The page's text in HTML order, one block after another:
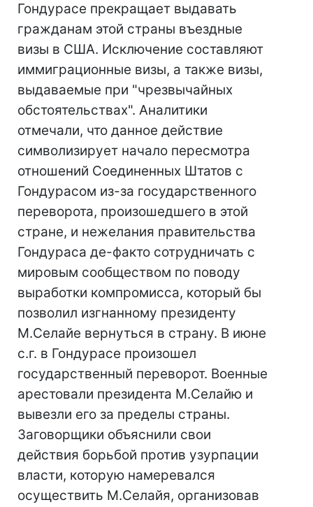
Гондурасе прекращает выдавать
гражданам этой страны въездные
визы в США. Исключение составляют
иммиграционные визы, а также визы,
выдаваемые при "чрезвычайных
обстоятельствах". Аналитики
отмечали, что данное действие
символизирует начало пересмотра
отношений Соединенных Штатов с
Гондурасом из-за государственного
переворота, произошедшего в этой
стране, и нежелания правительства
Гондураса де-факто сотрудничать с
мировым сообществом по поводу
выработки компромисса, который бы
позволил изгнанному президенту
М.Селайе вернуться в страну. В июне
с.г. в Гондурасе произошел
государственный переворот. Военные
арестовали президента М.Селайю и
вывезли его за пределы страны.
Заговорщики объяснили свои
действия борьбой против узурпации
власти, которую намеревался
осуществить М.Селайя, организовав